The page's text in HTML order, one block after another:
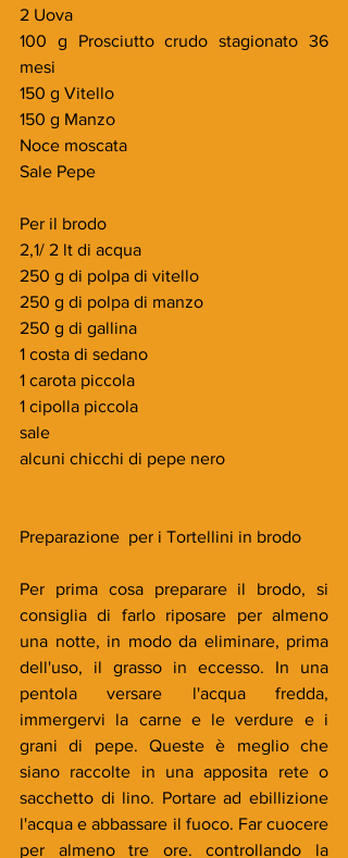
2 Uova
100 g Prosciutto crudo stagionato 36
mesi
150 g Vitello
150 g Manzo
Noce moscata
Sale Pepe
Per il brodo
2,1/ 2 lt di acqua
250 g di polpa di vitello
250 g di polpa di manzo
250 g di gallina
1 costa di sedano
1 carota piccola
1 cipolla piccola
sale
alcuni chicchi di pepe nero
Preparazione  per i Tortellini in brodo
Per prima cosa preparare il brodo, si
consiglia di farlo riposare per almeno
una notte, in modo da eliminare, prima
dell'uso, il grasso in eccesso. In una
pentola versare l'acqua fredda,
immergervi la carne e le verdure e i
grani di pepe. Queste è meglio che
siano raccolte in una apposita rete o
sacchetto di lino. Portare ad ebillizione
l'acqua e abbassare il fuoco. Far cuocere
per almeno tre ore. controllando la